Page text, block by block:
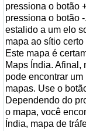
pressiona o botão
pressiona o botão
estalido a um elo
mapa ao sítio certo
Este mapa é
Maps Índia. Afinal,
pode encontrar
mapas. Use o
Dependendo do
o mapa, você
Índia, mapa de